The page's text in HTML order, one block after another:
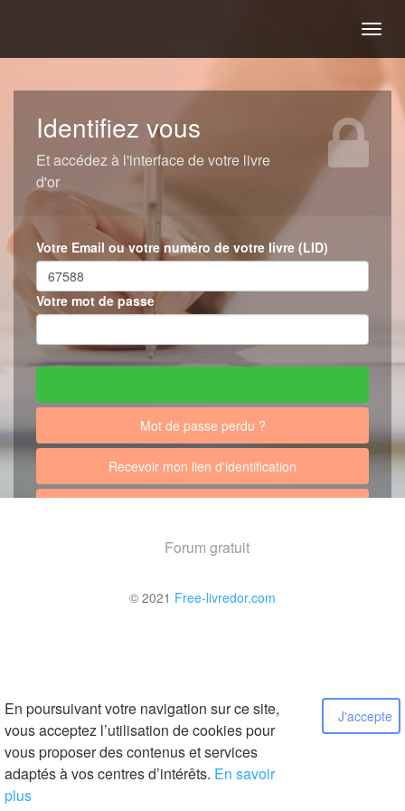
En poursuivant votre navigation sur ce site,
vous acceptez l’utilisation de cookies pour
vous proposer des contenus et services
adaptés à vos centres d’intérêts. En savoir
plus
J'accepte
Identifiez vous
Et accédez à l'interface de votre livre
d'or
Votre Email ou votre numéro de votre livre (LID)
Votre mot de passe
Mot de passe perdu ?
Recevoir mon lien d'identification
Forum gratuit
© 2021 Free-livredor.com